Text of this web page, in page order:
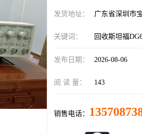
发货地址： 广东省深圳市
关键词： 回收斯坦福
发布日期： 2026-08-06
阅 读 量： 143
销售电话：